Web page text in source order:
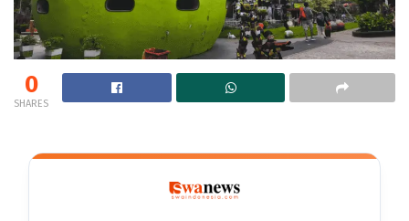
0
SHARES